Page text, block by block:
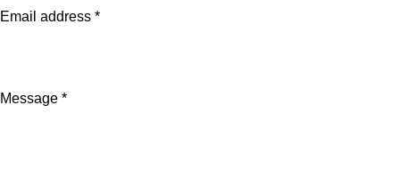
Email address *
Message *